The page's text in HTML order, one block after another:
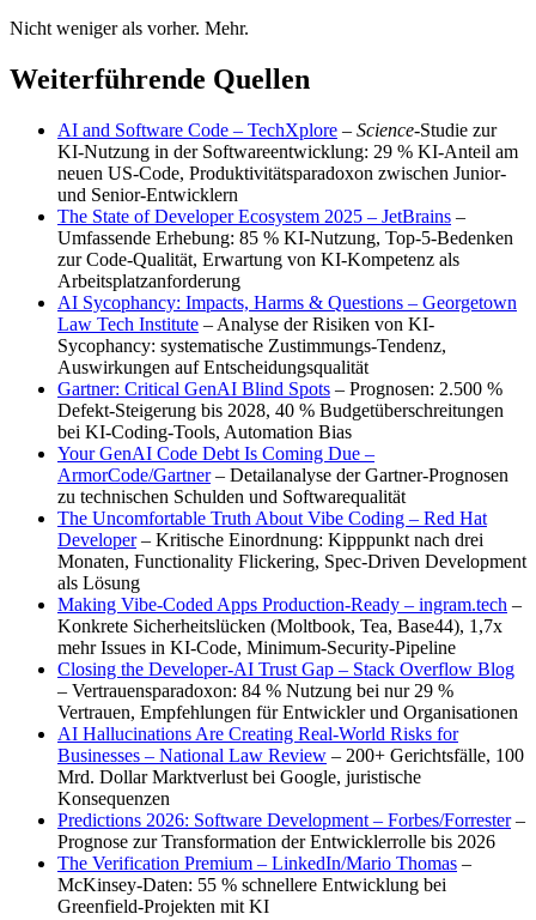
Nicht weniger als vorher. Mehr.
Weiterführende Quellen
AI and Software Code – TechXplore – Science-Studie zur
KI-Nutzung in der Softwareentwicklung: 29 % KI-Anteil am
neuen US-Code, Produktivitätsparadoxon zwischen Junior-
und Senior-Entwicklern
The State of Developer Ecosystem 2025 – JetBrains –
Umfassende Erhebung: 85 % KI-Nutzung, Top-5-Bedenken
zur Code-Qualität, Erwartung von KI-Kompetenz als
Arbeitsplatzanforderung
AI Sycophancy: Impacts, Harms & Questions – Georgetown
Law Tech Institute – Analyse der Risiken von KI-
Sycophancy: systematische Zustimmungs-Tendenz,
Auswirkungen auf Entscheidungsqualität
Gartner: Critical GenAI Blind Spots – Prognosen: 2.500 %
Defekt-Steigerung bis 2028, 40 % Budgetüberschreitungen
bei KI-Coding-Tools, Automation Bias
Your GenAI Code Debt Is Coming Due –
ArmorCode/Gartner– Detailanalyse der Gartner-Prognosen
zu technischen Schulden und Softwarequalität
The Uncomfortable Truth About Vibe Coding – Red Hat
Developer– Kritische Einordnung: Kipppunkt nach drei
Monaten, Functionality Flickering, Spec-Driven Development
als Lösung
Making Vibe-Coded Apps Production-Ready – ingram.tech –
Konkrete Sicherheitslücken (Moltbook, Tea, Base44), 1,7x
mehr Issues in KI-Code, Minimum-Security-Pipeline
Closing the Developer-AI Trust Gap – Stack Overflow Blog
– Vertrauensparadoxon: 84 % Nutzung bei nur 29 %
Vertrauen, Empfehlungen für Entwickler und Organisationen
AI Hallucinations Are Creating Real-World Risks for
Businesses – National Law Review – 200+ Gerichtsfälle, 100
Mrd. Dollar Marktverlust bei Google, juristische
Konsequenzen
Predictions 2026: Software Development – Forbes/Forrester–
Prognose zur Transformation der Entwicklerrolle bis 2026
The Verification Premium – LinkedIn/Mario Thomas –
McKinsey-Daten: 55 % schnellere Entwicklung bei
Greenfield-Projekten mit KI